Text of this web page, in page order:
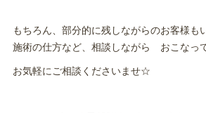
もちろん、部分的に残しながらのお客様も
施術の仕方など、相談しながら おこなっ
お気軽にご相談くださいませ☆